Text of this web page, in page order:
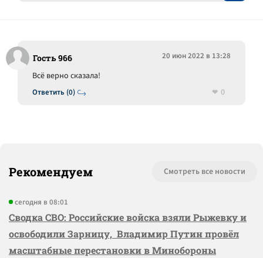
Гость 966 20 июн 2022 в 13:28
Ответить (0)
Всё верно сказала!
0
Рекомендуем Смотреть все новости
сегодня в 08:01
Сводка СВО: Российские войска взяли Рыжевку и
освободили Зарницу, Владимир Путин провёл
масштабные перестановки в Минобороны